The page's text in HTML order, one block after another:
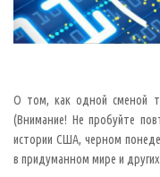
О том, как одной сменой
(Внимание! Не пробуйте
истории США, черном
в придуманном мире и
т
о
м
,
к
а
к